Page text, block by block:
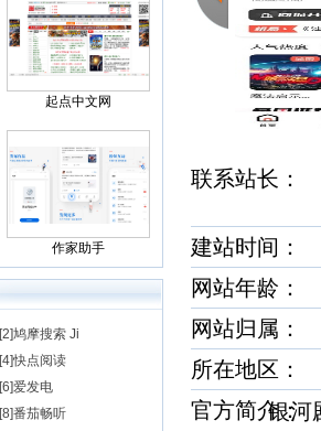
起点中文网
作家助手
[2]鸠摩搜索 Ji
[4]快点阅读
[6]爱发电
[8]番茄畅听
联系站长
建站时间
网站年龄：
网站归属：
所在地区
官方简介
银河